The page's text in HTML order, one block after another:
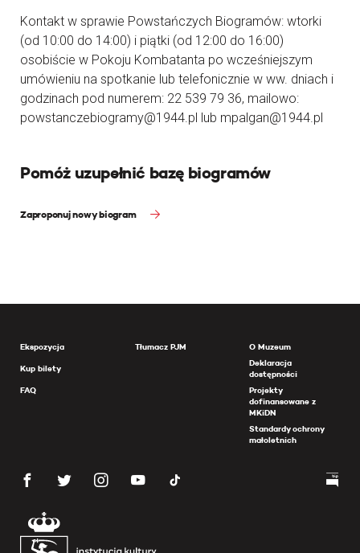
Kontakt w sprawie Powstańczych Biogramów: wtorki
(od 10:00 do 14:00) i piątki (od 12:00 do 16:00)
osobiście w Pokoju Kombatanta po wcześniejszym
umówieniu na spotkanie lub telefonicznie w ww. dniach i
godzinach pod numerem: 22 539 79 36, mailowo:
powstanczebiogramy@1944.pl lub mpalgan@1944.pl
Pomóż uzupełnić bazę biogramów
Zaproponuj nowy biogram
Ekspozycja
Kup bilety
FAQ
Tłumacz PJM
O Muzeum
Deklaracja
dostępności
Projekty
dofinansowane z
MKiDN
Standardy ochrony
małoletnich